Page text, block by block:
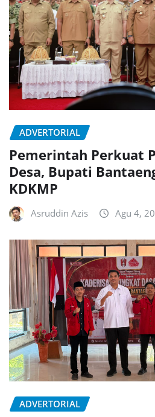
ADVERTORIAL
Pemerintah Perkuat
Desa, Bupati
KDKMP
Asruddin Azis Agu 4,
ADVERTORIAL